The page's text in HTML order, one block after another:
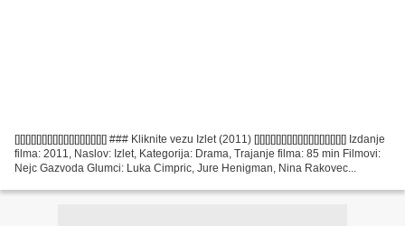
[][][][][][][][][][][][][][][][][] ### Kliknite vezu Izlet (2011) [][][][][][][][][][][][][][][][][] Izdanje
filma: 2011, Naslov: Izlet, Kategorija: Drama, Trajanje filma: 85 min Filmovi:
Nejc Gazvoda Glumci: Luka Cimpric, Jure Henigman, Nina Rakovec...